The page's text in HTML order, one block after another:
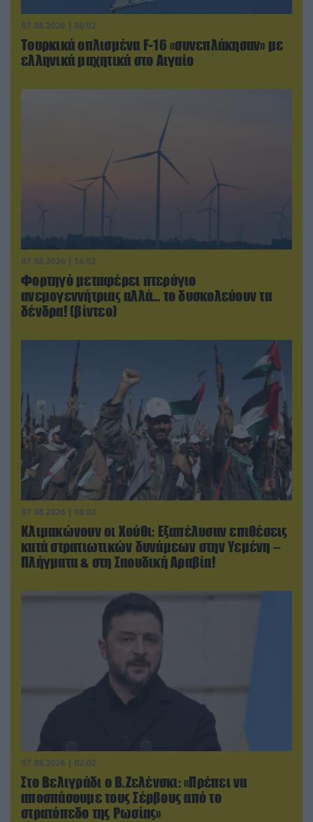
07.08.2026 | 00:02
Τουρκικά οπλισμένα F-16 «συνεπλάκησαν» με
ελληνικά μαχητικά στο Αιγαίο
07.08.2026 | 16:02
Φορτηγό μεταφέρει πτερύγιο
ανεμογεννήτριας αλλά… το δυσκολεύουν τα
δένδρα! (βίντεο)
07.08.2026 | 08:02
Κλιμακώνουν οι Χούθι: Eξαπέλυσαν επιθέσεις
κατά στρατιωτικών δυνάμεων στην Υεμένη –
Πλήγματα & στη Σαουδική Αραβία!
07.08.2026 | 02:02
Στο Βελιγράδι ο Β.Ζελένσκι: «Πρέπει να
αποσπάσουμε τους Σέρβους από το
στρατόπεδο της Ρωσίας»